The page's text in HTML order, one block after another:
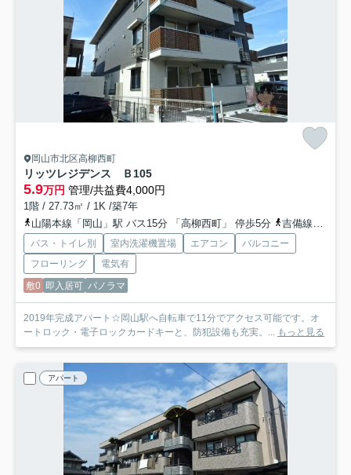
岡山市北区高柳西町
リッツレジデンス Ｂ 105
5.9万円 管理/共益費4,000円
1階 / 27.73㎡ / 1K /築7年
山陽本線「岡山」駅 バス15分 「高柳西町」 停歩5分
吉備線「備前三門」駅 徒歩14分
バス・トイレ別 室内洗濯機置場 エアコン
バルコニー
フローリング
電気有
敷0 即入居可 パノラマ
2019年完成アパート☆岡山駅へ自転車で11分でアクセス可能です。オ
ートロック・電子ロックカードキーと、防犯設備も充実。... もっと見る
アパート